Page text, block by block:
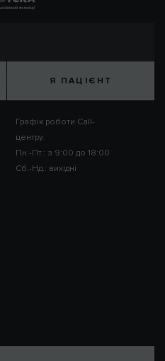
Я ПАЦІЄНТ
Графік роботи Call-
центру:
Пн.-Пт.: з 9:00 до 18:00
Сб.-Нд.: вихідні